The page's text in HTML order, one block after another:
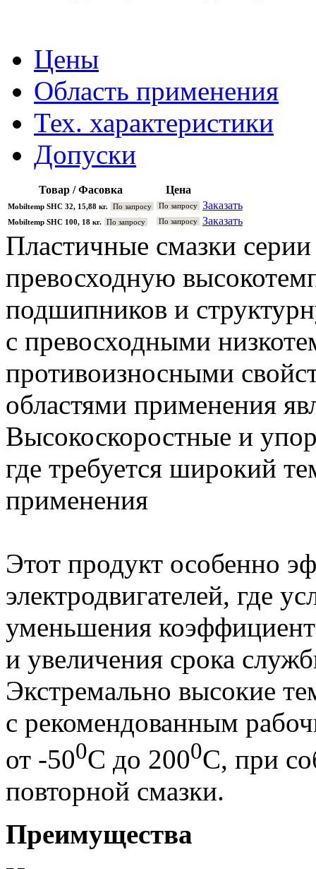
Цены
Область применения
Тех. характеристики
Допуски
Товар / Фасовка Цена
Mobiltemp SHC 32, 15,88 кг. По запросу По запросу Заказать
Mobiltemp SHC 100, 18 кг. По запросу По запросу Заказать
Пластичные смазки
превосходную
подшипников и
с превосходными
противоизносными
областями применения
Высокоскоростные и
где требуется широкий
применения
Этот продукт особенно
электродвигателей, где
уменьшения
и увеличения срока
Экстремально высокие
с рекомендованным
от -500С до 2000С, при
повторной смазки.
Преимущества